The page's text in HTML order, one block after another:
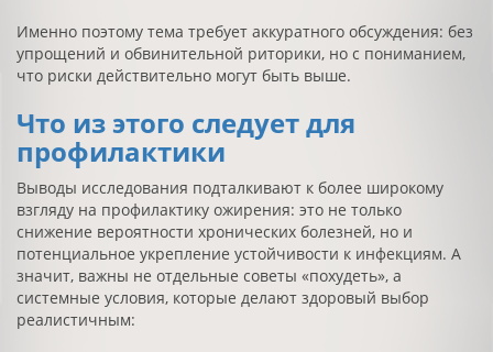
Именно поэтому тема требует аккуратного обсуждения: без
упрощений и обвинительной риторики, но с пониманием,
что риски действительно могут быть выше.
Что из этого следует для
профилактики
Выводы исследования подталкивают к более широкому
взгляду на профилактику ожирения: это не только
снижение вероятности хронических болезней, но и
потенциальное укрепление устойчивости к инфекциям. А
значит, важны не отдельные советы «похудеть», а
системные условия, которые делают здоровый выбор
реалистичным: